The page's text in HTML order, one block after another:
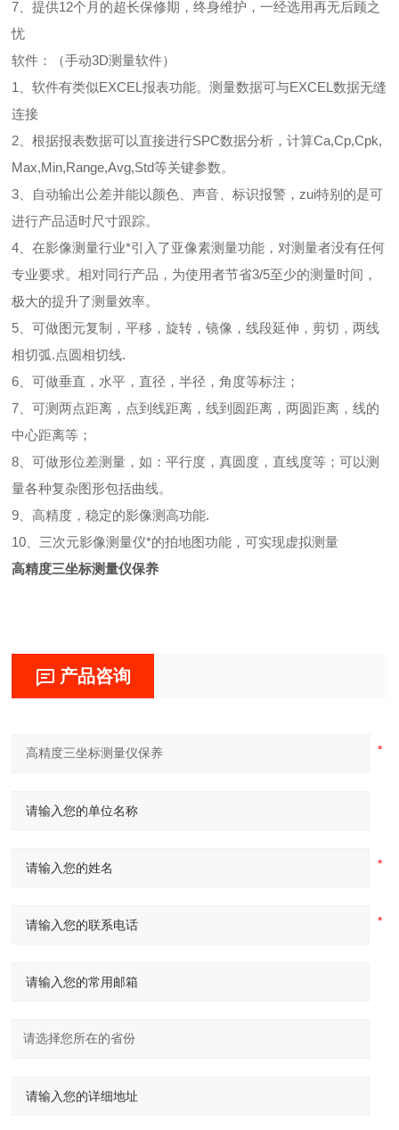
7、提供12个月的超长保修期，终身维护，一经选用再无后顾之
忧
软件：（手动3D测量软件）
1、软件有类似EXCEL报表功能。测量数据可与EXCEL数据无缝
连接
2、根据报表数据可以直接进行SPC数据分析，计算Ca,Cp,Cpk,
Max,Min,Range,Avg,Std等关键参数。
3、自动输出公差并能以颜色、声音、标识报警，zui特别的是可
进行产品适时尺寸跟踪。
4、在影像测量行业*引入了亚像素测量功能，对测量者没有任何
专业要求。相对同行产品，为使用者节省3/5至少的测量时间，
极大的提升了测量效率。
5、可做图元复制，平移，旋转，镜像，线段延伸，剪切，两线
相切弧.点圆相切线.
6、可做垂直，水平，直径，半径，角度等标注；
7、可测两点距离，点到线距离，线到圆距离，两圆距离，线的
中心距离等；
8、可做形位差测量，如：平行度，真圆度，直线度等；可以测
量各种复杂图形包括曲线。
9、高精度，稳定的影像测高功能.
10、三次元影像测量仪*的拍地图功能，可实现虚拟测量
高精度三坐标测量仪保养
产品咨询